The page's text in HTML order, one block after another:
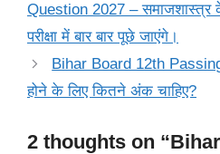
Question 2027 – समाजशास्त्र
परीक्षा में बार बार पूछे जाएंगे।
Bihar Board 12th
होने के लिए कितने अंक चाहिए?
2 thoughts on